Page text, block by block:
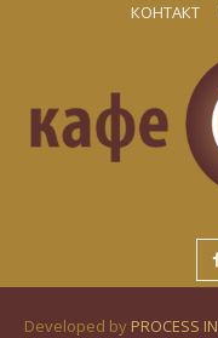
КОНТАКТ
Developed by PROCESS IN